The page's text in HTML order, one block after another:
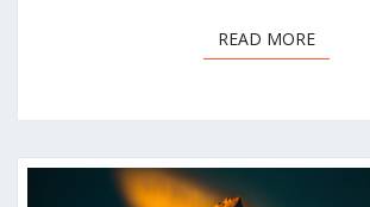
READ MOREREAD